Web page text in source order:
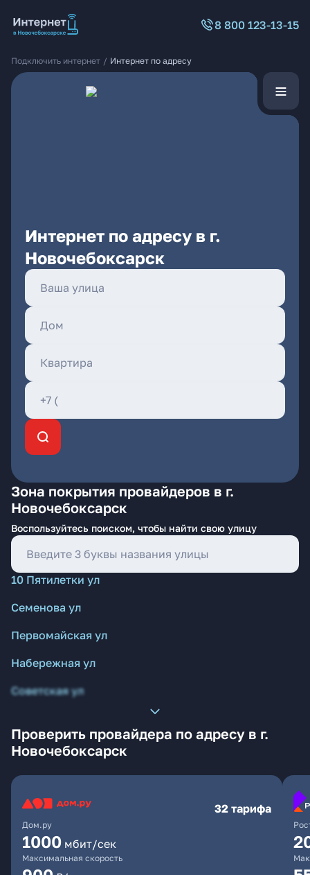
8 800 123-13-15
Подключить интернет / Интернет по адресу
Интернет по адресу в г.
Новочебоксарск
Зона покрытия провайдеров в г.
Новочебоксарск
Воспользуйтесь поиском, чтобы найти свою улицу
10 Пятилетки ул
Семенова ул
Первомайская ул
Набережная ул
Советская ул
Проверить провайдера по адресу в г.
Новочебоксарск
Дом.ру
32 тарифа
1000 мбит/сек
Максимальная скорость